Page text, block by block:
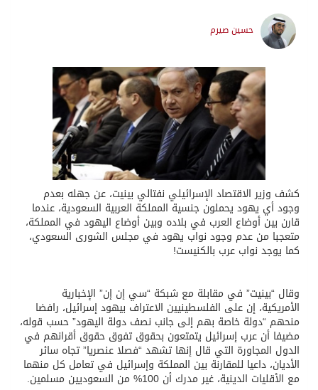
حسين صيرم
كشف وزير الاقتصاد الإسرائيلي نفتالي بينيت، عن جهله بعدم
وجود أي يهود يحملون جنسية المملكة العربية السعودية، عندما
قارن بين أوضاع العرب في بلاده وبين أوضاع اليهود في المملكة،
متعجبا من عدم وجود نواب يهود في مجلس الشورى السعودي،
كما يوجد نواب عرب بالكنيست!
وقال “بينيت” في مقابلة مع شبكة “سي إن إن” الإخبارية
الأمريكية، إن على الفلسطينيين الاعتراف بيهود إسرائيل، رافضا
منحهم “دولة خاصة بهم إلى جانب نصف دولة اليهود” حسب قوله،
مضيفا أن عرب إسرائيل يتمتعون بحقوق تفوق حقوق أقرانهم في
الدول المجاورة التي قال إنها تشهد “فصلا عنصريا” تجاه سائر
الأديان، داعيا للمقارنة بين المملكة وإسرائيل في تعامل كل منهما
مع الأقليات الدينية، غير مدرك أن 100% من السعوديين مسلمين.